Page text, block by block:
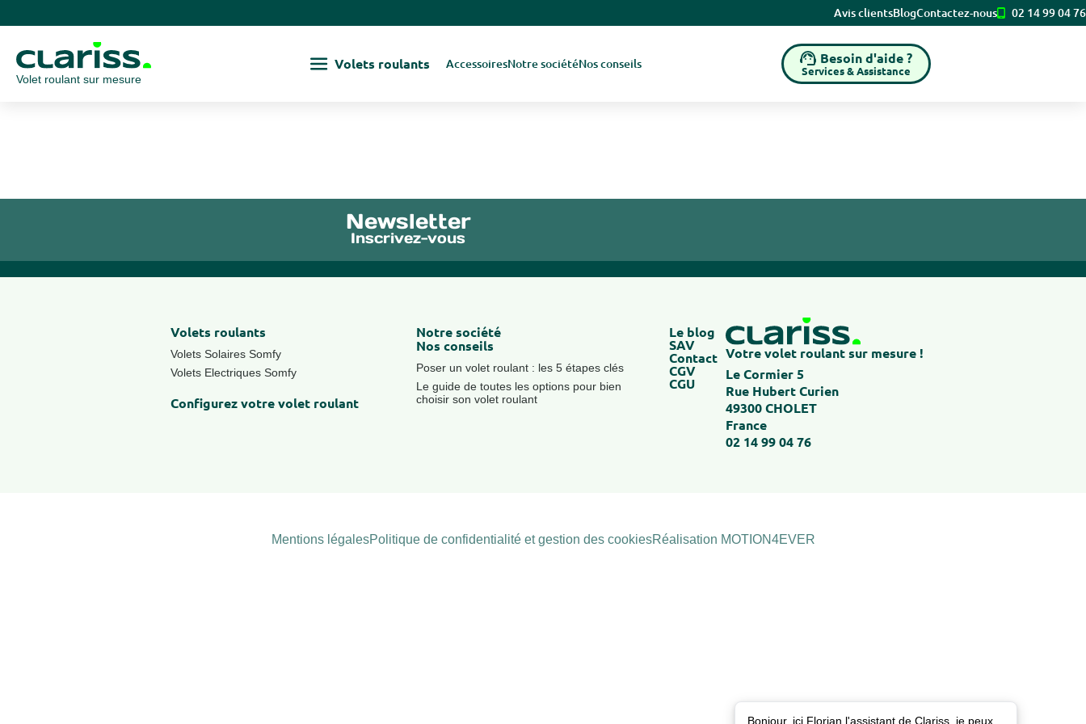
Avis clientsBlogContactez-nous 02 14 99 04 76
Volet roulant sur mesure
Volets roulants AccessoiresNotre sociétéNos conseils Besoin d'aide ?
Services & Assistance
Newsletter
Inscrivez-vous
Volets roulants
Volets Solaires Somfy
Volets Electriques Somfy
Configurez votre volet roulant
Notre société
Nos conseils
Poser un volet roulant : les 5 étapes clés
Le guide de toutes les options pour bien
choisir son volet roulant
Le blog
SAV
Contact
CGV
CGU
Votre volet roulant sur mesure !
Le Cormier 5
Rue Hubert Curien
49300 CHOLET
France
02 14 99 04 76
Mentions légalesPolitique de confidentialité et gestion des cookiesRéalisation MOTION4EVER